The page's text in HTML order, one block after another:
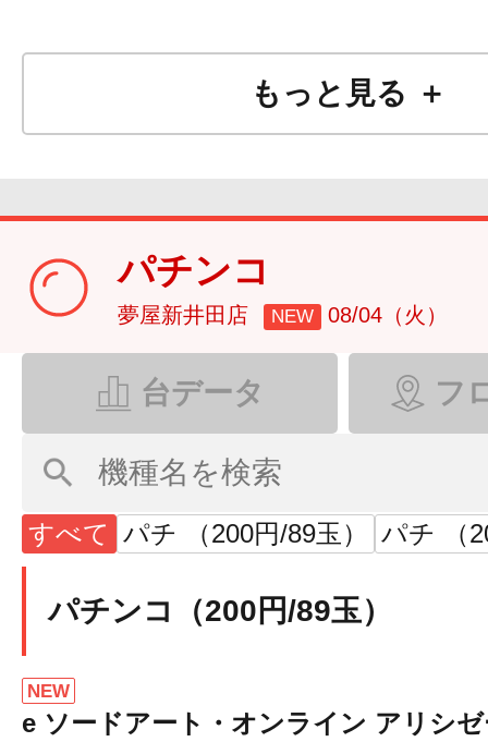
もっと見る ＋
パチンコ
夢屋新井田店 NEW 08/04（火）
台データ フ
すべて パチ （200円/89玉） パチ （
パチンコ（200円/89玉）
NEW
e ソードアート・オンライン アリシ